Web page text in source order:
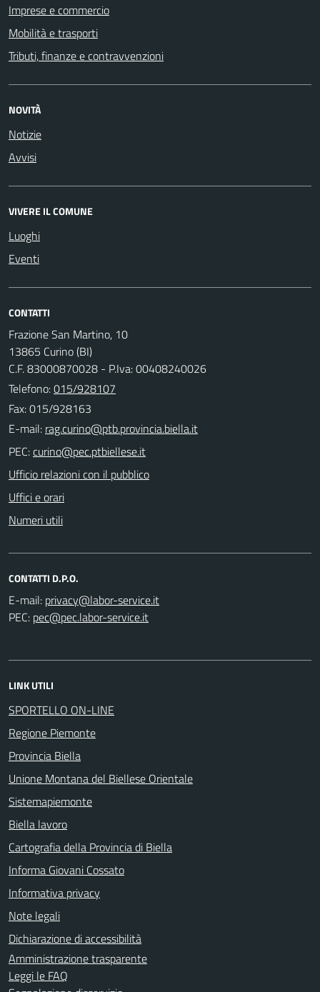
Imprese e commercio
Mobilità e trasporti
Tributi, finanze e contravvenzioni
NOVITÀ
Notizie
Avvisi
VIVERE IL COMUNE
Luoghi
Eventi
CONTATTI
Frazione San Martino, 10
13865 Curino (BI)
C.F. 83000870028 - P.Iva: 00408240026
Telefono:015/928107
Fax: 015/928163
E-mail:
PEC:
Ufficio relazioni con il pubblico
Uffici e orari
Numeri utili
CONTATTI D.P.O.
E-mail:
PEC:
LINK UTILI
SPORTELLO ON-LINE
Regione Piemonte
Provincia Biella
Unione Montana del Biellese Orientale
Sistemapiemonte
Biella lavoro
Cartografia della Provincia di Biella
Informa Giovani Cossato
Informativa privacy
Note legali
Dichiarazione di accessibilità
Amministrazione trasparente
Leggi le FAQ